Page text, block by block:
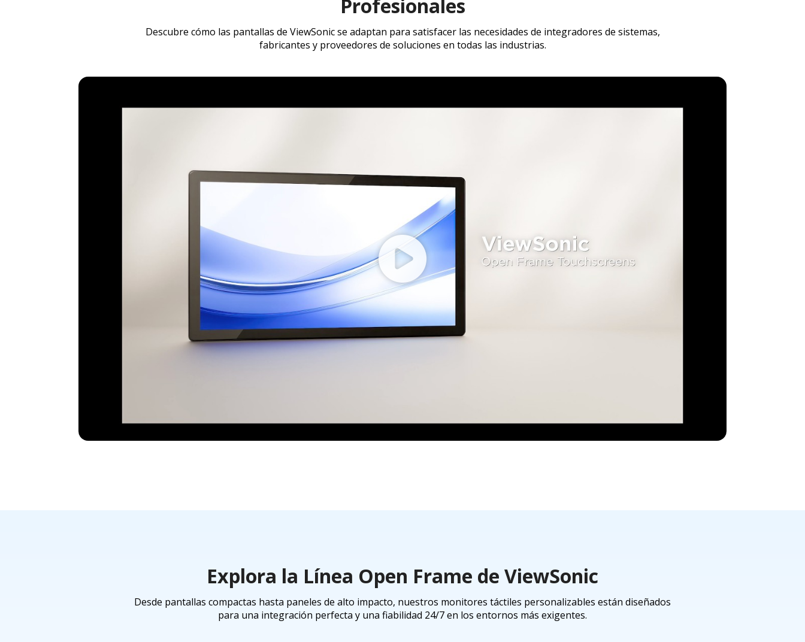
Profesionales
Descubre cómo las pantallas de ViewSonic se adaptan para satisfacer las necesidades de integradores de sistemas,
fabricantes y proveedores de soluciones en todas las industrias.
Explora la Línea Open Frame de ViewSonic
Desde pantallas compactas hasta paneles de alto impacto, nuestros monitores táctiles personalizables están diseñados
para una integración perfecta y una fiabilidad 24/7 en los entornos más exigentes.